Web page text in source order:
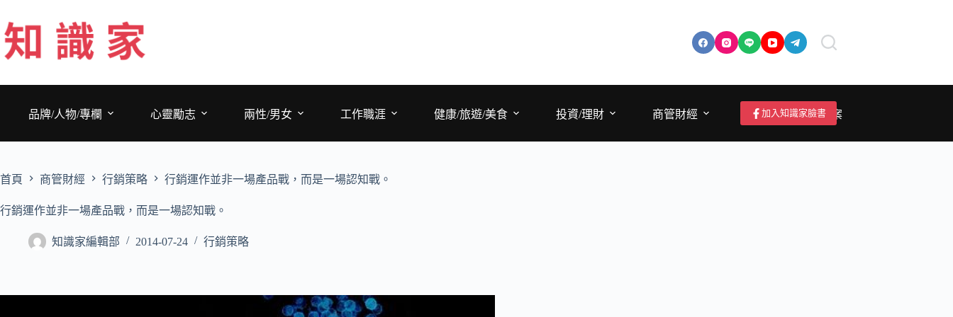
至
主
要
品牌/人物/專欄
心靈勵志 兩性/男女 工作職涯 健康/旅遊/美食 投資/理財 商管財經 成為作者/投稿/提案
加入知識家臉書
首頁 商管財經 行銷策略 行銷運作並非一場產品戰，而是一場認知戰。
行銷運作並非一場產品戰，而是一場認知戰。
知識家編輯部 2014-07-24 行銷策略